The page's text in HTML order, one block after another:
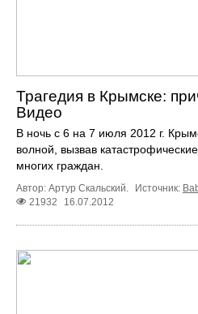
Трагедия в Крымске:
Видео
В ночь с 6 на 7 июля 2012 г.
волной, вызвав
многих граждан.
Автор: Артур Скальский. Источник:
21932
16.07.2012